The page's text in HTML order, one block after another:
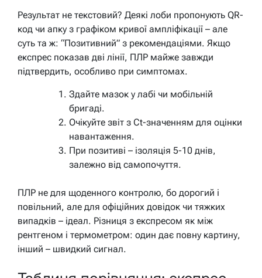
Результат не текстовий? Деякі лоби пропонують QR-
код чи апку з графіком кривої ампліфікації – але
суть та ж: “Позитивний” з рекомендаціями. Якщо
експрес показав дві лінії, ПЛР майже завжди
підтвердить, особливо при симптомах.
Здайте мазок у лабі чи мобільній
бригаді.
Очікуйте звіт з Ct-значенням для оцінки
навантаження.
При позитиві – ізоляція 5-10 днів,
залежно від самопочуття.
ПЛР не для щоденного контролю, бо дорогий і
повільний, але для офіційних довідок чи тяжких
випадків – ідеал. Різниця з експресом як між
рентгеном і термометром: один дає повну картину,
інший – швидкий сигнал.